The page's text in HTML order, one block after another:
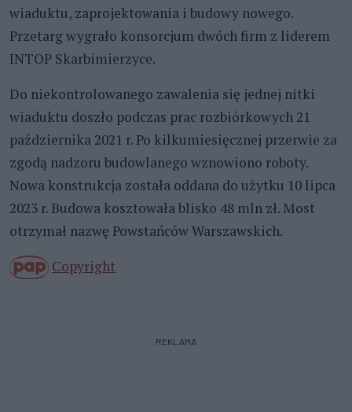
wiaduktu, zaprojektowania i budowy nowego.
Przetarg wygrało konsorcjum dwóch firm z liderem
INTOP Skarbimierzyce.
Do niekontrolowanego zawalenia się jednej nitki
wiaduktu doszło podczas prac rozbiórkowych 21
października 2021 r. Po kilkumiesięcznej przerwie za
zgodą nadzoru budowlanego wznowiono roboty.
Nowa konstrukcja została oddana do użytku 10 lipca
2023 r. Budowa kosztowała blisko 48 mln zł. Most
otrzymał nazwę Powstańców Warszawskich.
Copyright
REKLAMA